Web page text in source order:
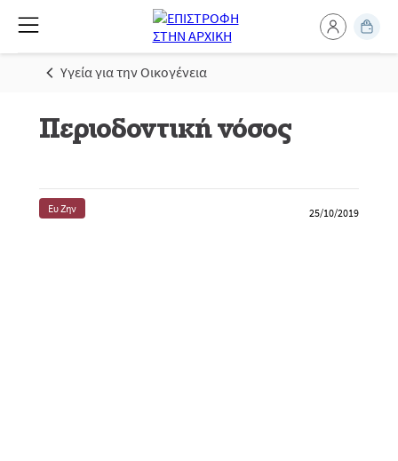
Υγεία για την Οικογένεια
Περιοδοντική νόσος
Ευ Ζην 25/10/2019